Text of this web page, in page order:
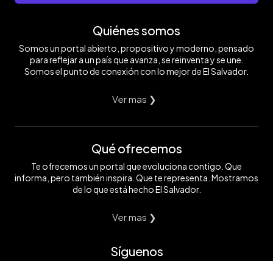
Quiénes somos
Somos un portal abierto, propositivo y moderno, pensado
para reflejar a un país que avanza, se reinventa y se une.
Somos el punto de conexión con lo mejor de El Salvador.
Ver mas ❯
Qué ofrecemos
Te ofrecemos un portal que evoluciona contigo. Que
informa, pero también inspira. Que te representa. Mostramos
de lo que está hecho El Salvador.
Ver mas ❯
Síguenos